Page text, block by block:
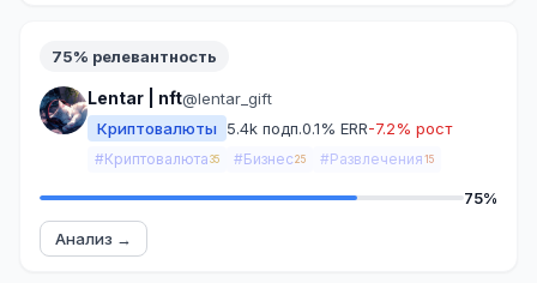
75% релевантность
Lentar | nft@lentar_gift
Криптовалюты
5.4k подп.0.1% ERR-7.2% рост
#Криптовалюта 35 #Бизнес 25 #Развлечения 15
75%
Анализ →